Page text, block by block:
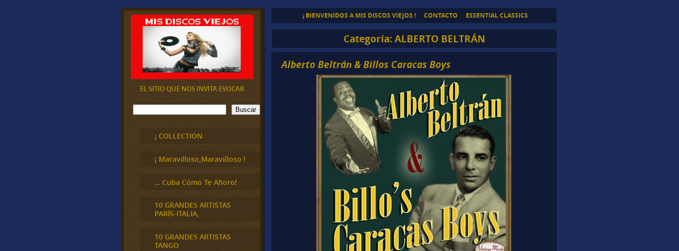
¡ BIENVENIDOS A MIS DISCOS VIEJOS ! CONTACTO ESSENTIAL CLASSICS
Categoría:ALBERTO BELTRÁN
Alberto Beltrán & Billos Caracas Boys
EL SITIO QUE NOS INVITA EVOCAR
B
u
Buscar
¡ COLLECTION
¡ Maravilloso,Maravilloso !
… Cuba Cómo Te Añoro!
10 GRANDES ARTISTAS
PARÍS-ITALIA,
10 GRANDES ARTISTAS
TANGO